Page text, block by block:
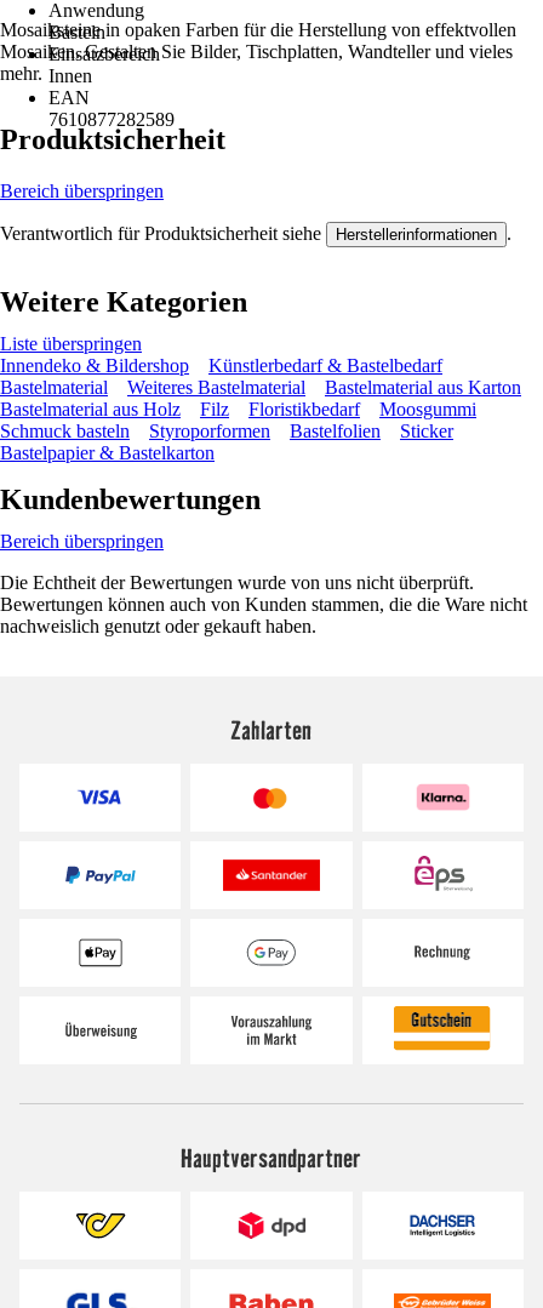
Anwendung
Basteln
Einsatzbereich
Innen
EAN
7610877282589
Mosaiksteine in opaken Farben für die Herstellung von effektvollen
Mosaiken. Gestalten Sie Bilder, Tischplatten, Wandteller und vieles
mehr.
Produktsicherheit
Bereich überspringen
Verantwortlich für Produktsicherheit siehe Herstellerinformationen .
Weitere Kategorien
Liste überspringen
Innendeko & Bildershop
Künstlerbedarf & Bastelbedarf
Bastelmaterial
Weiteres Bastelmaterial
Bastelmaterial aus Karton
Bastelmaterial aus Holz
Filz Floristikbedarf
Moosgummi
Schmuck basteln
Styroporformen Bastelfolien
Sticker
Bastelpapier & Bastelkarton
Kundenbewertungen
Bereich überspringen
Die Echtheit der Bewertungen wurde von uns nicht überprüft.
Bewertungen können auch von Kunden stammen, die die Ware nicht
nachweislich genutzt oder gekauft haben.
Zahlarten
Hauptversandpartner